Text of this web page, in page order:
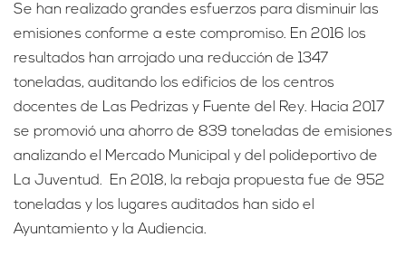
Se han realizado grandes esfuerzos para disminuir las
emisiones conforme a este compromiso. En 2016 los
resultados han arrojado una reducción de 1347
toneladas, auditando los edificios de los centros
docentes de Las Pedrizas y Fuente del Rey. Hacia 2017
se promovió una ahorro de 839 toneladas de emisiones
analizando el Mercado Municipal y del polideportivo de
La Juventud. En 2018, la rebaja propuesta fue de 952
toneladas y los lugares auditados han sido el
Ayuntamiento y la Audiencia.